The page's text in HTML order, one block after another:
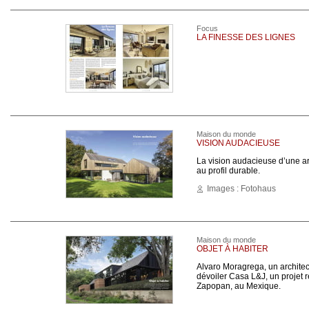
Focus
LA FINESSE DES LIGNES
Maison du monde
VISION AUDACIEUSE
La vision audacieuse d’une
au profil durable.
Images : Fotohaus
Maison du monde
OBJET À HABITER
Alvaro Moragrega, un
dévoiler Casa L&J, un projet
Zapopan, au Mexique.